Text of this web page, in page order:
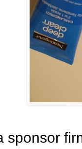
sponsor